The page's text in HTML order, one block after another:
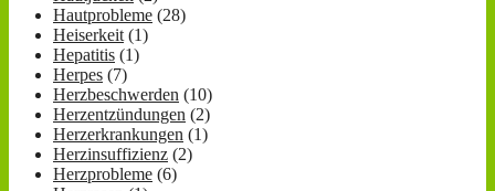
Hautprobleme (28)
Heiserkeit(1)
Hepatitis (1)
Herpes (7)
Herzbeschwerden (10)
Herzentzündungen (2)
Herzerkrankungen (1)
Herzinsuffizienz (2)
Herzprobleme (6)